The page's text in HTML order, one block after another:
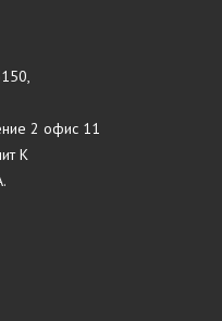
2 офис 11
К